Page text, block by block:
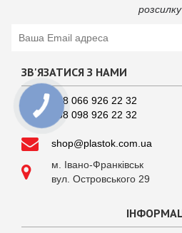
розсилку
ЗВ'ЯЗАТИСЯ З НАМИ
+38 066 926 22 32
+38 098 926 22 32
shop@plastok.com.ua
м. Івано-Франківськ
вул. Островського 29